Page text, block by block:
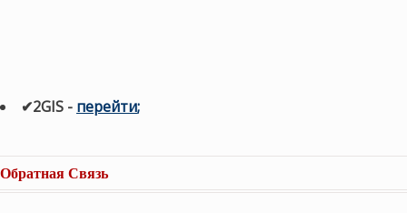
✔2GIS - перейти;
Обратная Связь